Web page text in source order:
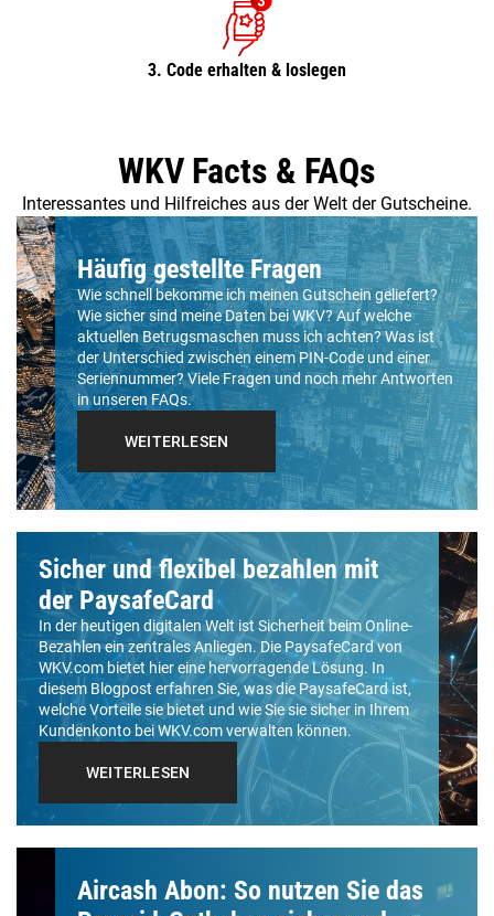
3. Code erhalten & loslegen
WKV Facts & FAQs
Interessantes und Hilfreiches aus der Welt der Gutscheine.
Häufig gestellte Fragen
Wie schnell bekomme ich meinen Gutschein geliefert?
Wie sicher sind meine Daten bei WKV? Auf welche
aktuellen Betrugsmaschen muss ich achten? Was ist
der Unterschied zwischen einem PIN-Code und einer
Seriennummer? Viele Fragen und noch mehr Antworten
in unseren FAQs.
WEITERLESEN
Sicher und flexibel bezahlen mit
der PaysafeCard
In der heutigen digitalen Welt ist Sicherheit beim Online-
Bezahlen ein zentrales Anliegen. Die PaysafeCard von
WKV.com bietet hier eine hervorragende Lösung. In
diesem Blogpost erfahren Sie, was die PaysafeCard ist,
welche Vorteile sie bietet und wie Sie sie sicher in Ihrem
Kundenkonto bei WKV.com verwalten können.
WEITERLESEN
Aircash Abon: So nutzen Sie das